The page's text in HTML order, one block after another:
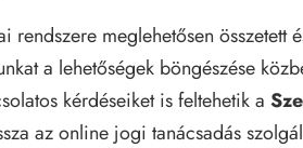
rendszere meglehetősen összetett
a lehetőségek böngészése
kérdéseiket is feltehetik a
azonline jogi tanácsadás